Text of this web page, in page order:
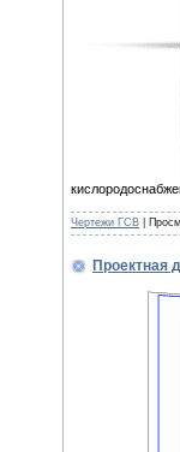
Чертежи ГСВ |
Проектная